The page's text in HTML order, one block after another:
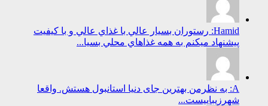
Hamid: رستوران بسيار عالي با غذاي عالي و با كيفيت
پيشنهاد ميكنم به همه غذاهاي محلي بسيا...
A: به نظرمن بهترین جای دنیا استانبول هستش. واقعا
شهرزیباییست...